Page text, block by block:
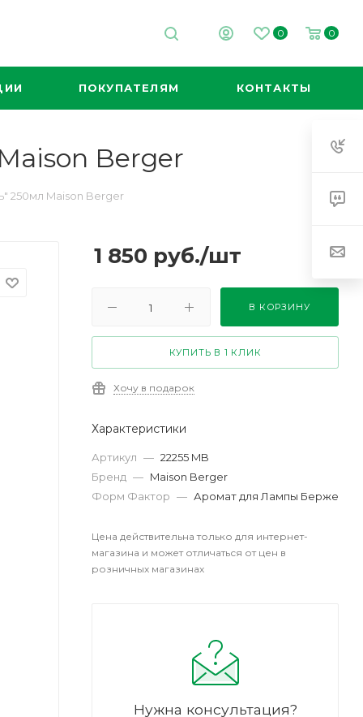
0 0
ПОКУПАТЕЛЯМ КОНТАКТЫ
Berger
250мл Maison Berger
1 850 руб./шт
В КОРЗИНУ
КУПИТЬ В 1 КЛИК
Хочу в подарок
Характеристики
Артикул — 22255 MB
Бренд — Maison Berger
Форм Фактор — Аромат для Лампы Берже
Цена действительна только для интернет-
магазина и может отличаться от цен в
розничных магазинах
Нужна консультация?